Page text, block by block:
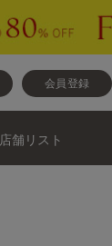
会員登録
店舗リスト